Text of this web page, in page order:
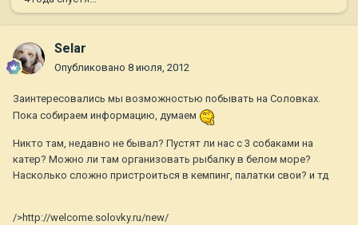
Selar
Опубликовано 8 июля, 2012
Заинтересовались мы возможностью побывать на Соловках.
Пока собираем информацию, думаем
Никто там, недавно не бывал? Пустят ли нас с 3 собаками на
катер? Можно ли там организовать рыбалку в белом море?
Насколько сложно пристроиться в кемпинг, палатки свои? и тд
/>http://welcome.solovky.ru/new/